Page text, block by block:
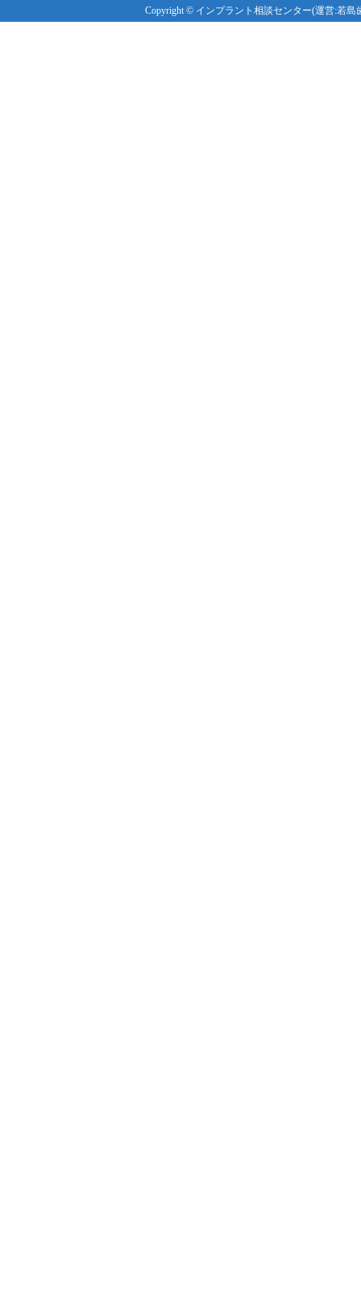
Copyright © インプラント相談センター(運営:若島